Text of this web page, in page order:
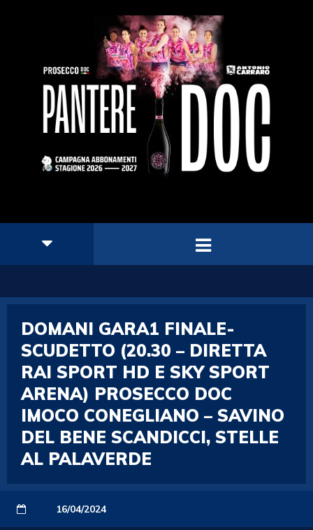
DOMANI GARA1 FINALE-
SCUDETTO (20.30 – DIRETTA
RAI SPORT HD E SKY SPORT
ARENA) PROSECCO DOC
IMOCO CONEGLIANO – SAVINO
DEL BENE SCANDICCI, STELLE
AL PALAVERDE
16/04/2024